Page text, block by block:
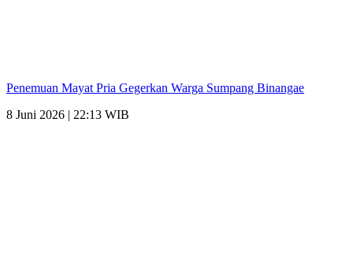
Penemuan Mayat Pria Gegerkan Warga Sumpang Binangae
8 Juni 2026 | 22:13 WIB